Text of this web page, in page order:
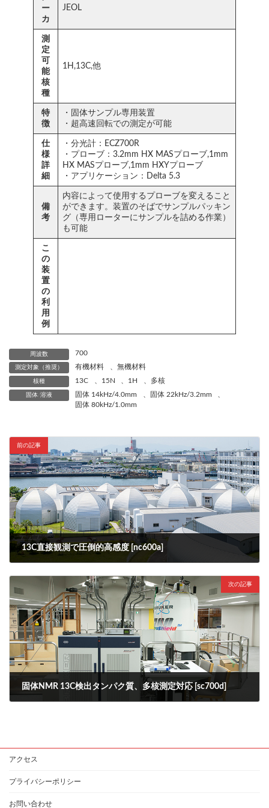
ー
カ
JEOL
測
定
可
能
核
種
1H,13C,他
特
徴
・固体サンプル専用装置
・超高速回転での測定が可能
仕
様
詳
細
・分光計：ECZ700R
・プローブ：3.2mm HX MASプローブ,1mm
HX MASプローブ,1mm HXYプローブ
・アプリケーション：Delta 5.3
備
考
内容によって使用するプローブを変えること
ができます。装置のそばでサンプルパッキン
グ（専用ローターにサンプルを詰める作業）
も可能
こ
の
装
置
の
利
用
例
周波数 700
測定対象（推奨） 有機材料 無機材料
核種 13C 15N 1H 多核
固体/溶液 固体 14kHz/4.0mm 固体 22kHz/3.2mm
固体 80kHz/1.0mm
前の記事
13C直接観測で圧倒的高感度 [nc600a]
次の記事
固体NMR 13C検出タンパク質、多核測定対応 [sc700d]
アクセス
プライバシーポリシー
お問い合わせ